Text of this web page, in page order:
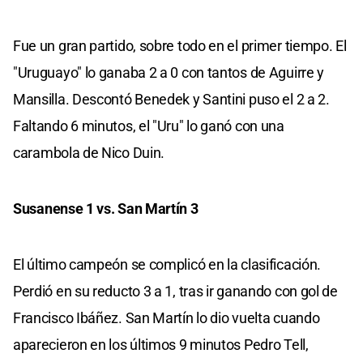
Fue un gran partido, sobre todo en el primer tiempo. El
"Uruguayo" lo ganaba 2 a 0 con tantos de Aguirre y
Mansilla. Descontó Benedek y Santini puso el 2 a 2.
Faltando 6 minutos, el "Uru" lo ganó con una
carambola de Nico Duin.
Susanense 1 vs. San Martín 3
El último campeón se complicó en la clasificación.
Perdió en su reducto 3 a 1, tras ir ganando con gol de
Francisco Ibáñez. San Martín lo dio vuelta cuando
aparecieron en los últimos 9 minutos Pedro Tell,